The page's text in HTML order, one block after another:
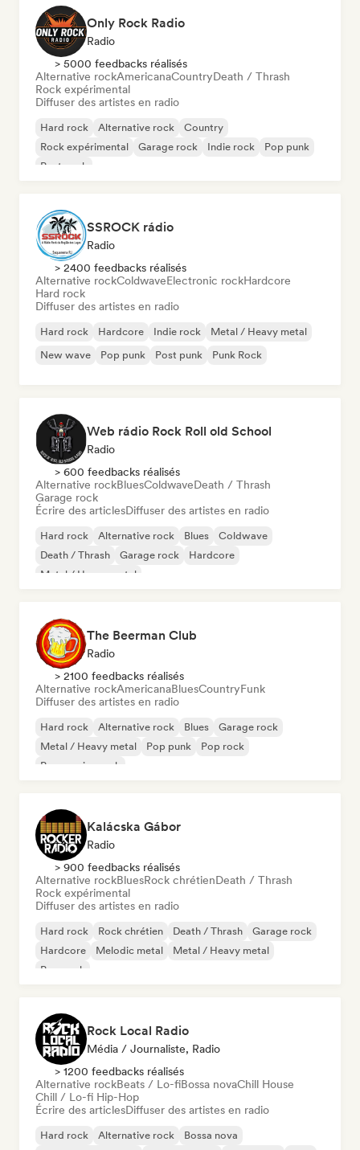
Only Rock Radio
Radio
> 5000 feedbacks réalisés
Alternative rockAmericanaCountryDeath / Thrash
Rock expérimental
Diffuser des artistes en radio
Hard rock Alternative rock
Country
Rock expérimental
Garage rock Indie rock
Pop punk
Post punk
SSROCK rádio
Radio
> 2400 feedbacks réalisés
Alternative rockColdwaveElectronic rockHardcore
Hard rock
Diffuser des artistes en radio
Hard rock Hardcore Indie rock
Metal / Heavy metal
New wave
Pop punk Post punk Punk Rock
Web rádio Rock Roll old School
Radio
> 600 feedbacks réalisés
Alternative rockBluesColdwaveDeath / Thrash
Garage rock
Écrire des articlesDiffuser des artistes en radio
Hard rock Alternative rock Blues
Coldwave
Death / Thrash
Garage rock
Hardcore
Metal / Heavy metal
The Beerman Club
Radio
> 2100 feedbacks réalisés
Alternative rockAmericanaBluesCountryFunk
Diffuser des artistes en radio
Hard rock Alternative rock Blues
Garage rock
Metal / Heavy metal
Pop punk
Pop rock
Progressive rock
Kalácska Gábor
Radio
> 900 feedbacks réalisés
Alternative rockBluesRock chrétienDeath / Thrash
Rock expérimental
Diffuser des artistes en radio
Hard rock Rock chrétien Death / Thrash
Garage rock
Hardcore
Melodic metal
Metal / Heavy metal
Pop punk
Rock Local Radio
Média / Journaliste, Radio
> 1200 feedbacks réalisés
Alternative rockBeats / Lo-fiBossa novaChill House
Chill / Lo-fi Hip-Hop
Écrire des articlesDiffuser des artistes en radio
Hard rock Alternative rock
Bossa nova